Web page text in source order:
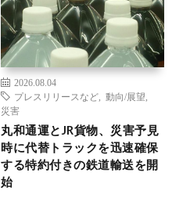
2026.08.04
プレスリリースなど
動向/展望
災害
丸和通運とJR貨物、災害予見
時に代替トラックを迅速確保
する特約付きの鉄道輸送を開
始